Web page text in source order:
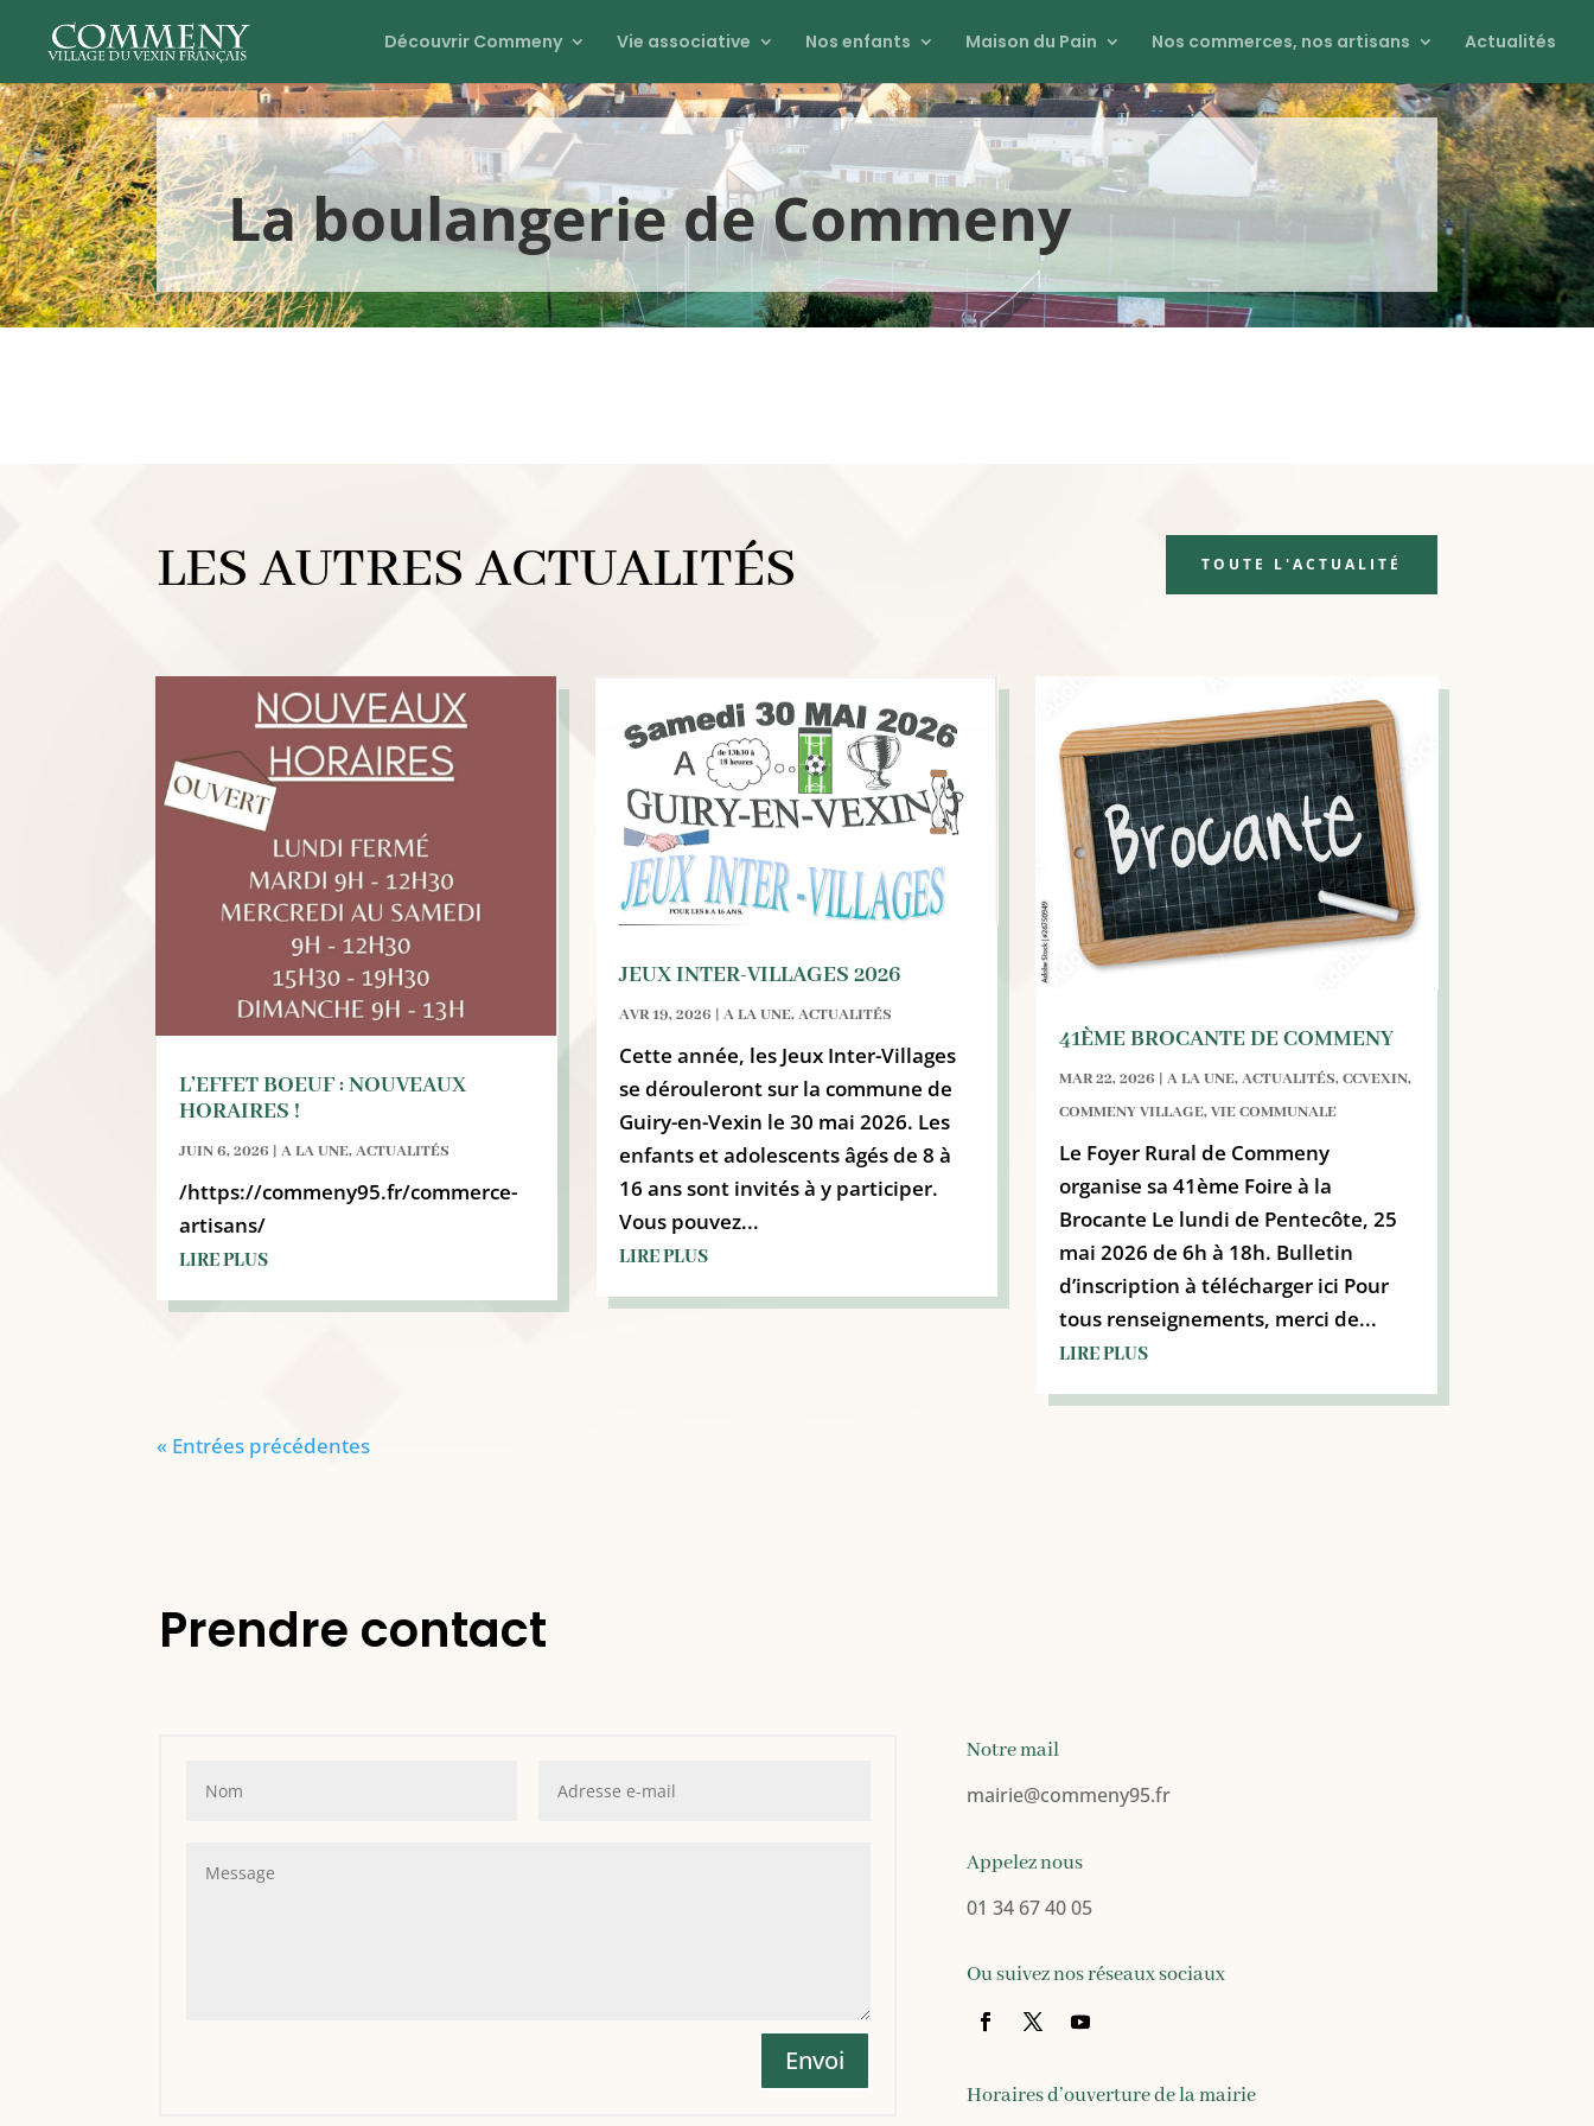
Découvrir Commeny Vie associative Nos enfants Maison du Pain Nos commerces, nos artisans Actualités
La boulangerie de Commeny
LES AUTRES ACTUALITÉS TOUTE L'ACTUALITÉ
L’EFFET BOEUF : NOUVEAUX
HORAIRES !
JUIN 6, 2026 | A LA UNE,ACTUALITÉS
/https://commeny95.fr/commerce-
artisans/
LIRE PLUS
JEUX INTER-VILLAGES 2026
AVR 19, 2026 | A LA UNE,ACTUALITÉS
Cette année, les Jeux Inter-Villages
se dérouleront sur la commune de
Guiry-en-Vexin le 30 mai 2026. Les
enfants et adolescents âgés de 8 à
16 ans sont invités à y participer.
Vous pouvez...
LIRE PLUS
41ÈME BROCANTE DE COMMENY
MAR 22, 2026 | A LA UNE,ACTUALITÉS,CCVEXIN,
COMMENY VILLAGE,VIE COMMUNALE
Le Foyer Rural de Commeny
organise sa 41ème Foire à la
Brocante Le lundi de Pentecôte, 25
mai 2026 de 6h à 18h. Bulletin
d’inscription à télécharger ici Pour
tous renseignements, merci de...
LIRE PLUS
« Entrées précédentes
Prendre contact
Envoi
Notre mail
mairie@commeny95.fr
Appelez nous
01 34 67 40 05
Ou suivez nos réseaux sociaux
Horaires d’ouverture de la mairie